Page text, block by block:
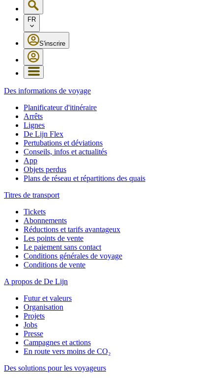
FR
S'inscrire
Des informations de voyage
Planificateur d'itinéraire
Arrêts
Lignes
De Lijn Flex
Pertubations et déviations
Conseils, infos et actualités
App
Objets perdus
Plans de réseau et répartitions des quais
Titres de transport
Tickets
Abonnements
Réductions et tarifs avantageux
Les points de vente
Le paiement sans contact
Conditions générales de voyage
Conditions de vente
A propos de De Lijn
Futur et valeurs
Organisation
Projets
Jobs
Presse
Campagnes et actions
En route vers moins de CO₂
Des solutions pour les voyageurs